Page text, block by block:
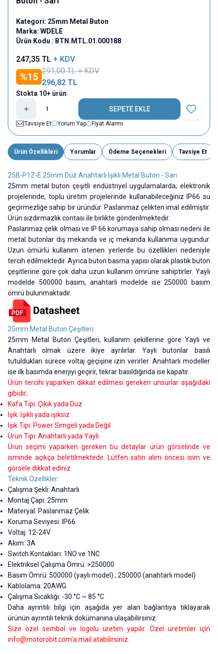
Kategori: 25mm Metal Buton
Marka: WDELE
Ürün Kodu : BTN.MTL.01.000188
247,35 TL + KDV
%15
291,00TL + KDV
296,82 TL
Stokta 10+ ürün
SEPETE EKLE
Favoriye
Tavsiye Et
Yorum Yap Fiyat Alarmı
Ürün Özellikleri Yorumlar Ödeme Seçenekleri Tavsiye Et
25B-P1Z-E 25mm Düz Anahtarlı Işıklı Metal Buton - Sarı
25mm metal buton çeşitli endüstriyel uygulamalarda, elektronik
projelerinde, toplu üretim projelerinde kullanabileceğiniz IP66 su
geçirmezliğe sahip bir üründür. Paslanmaz çelikten imal edilmiştir.
Ürün sızdırmazlık contası ile birlikte gönderilmektedir.
Paslanmaz çelik olması ve IP 66 korumaya sahip olması nedeni ile
metal butonlar dış mekanda ve iç mekanda kullanıma uygundur.
Uzun ömürlü kullanım istenen yerlerde bu özellikleri nedeniyle
tercih edilmektedir. Ayrıca buton basma yapısı olarak plastik buton
çeşitlerine göre çok daha uzun kullanım ömrüne sahiptirler. Yaylı
modelde 500000 basım, anahtarlı modelde ise 250000 basım
ömrü bulunmaktadır.
25mm Metal Buton Çeşitleri
25mm Metal Buton Çeşitleri, kullanım şekillerine göre Yaylı ve
Anahtarlı olmak üzere ikiye ayrılırlar. Yaylı butonlar basılı
tutuldukları sürece voltaj geçişine izin verirler. Anahtarlı modeller
ise ilk basımda enerjiyi geçirir, tekrar basıldığında ise kapatır.
Ürün tercihi yaparken dikkat edilmesi gereken unsurlar aşağıdaki
gibidir;
Kafa Tipi: Çıkık yada Düz
Işık: Işıklı yada ışıksız
Işık Tipi: Power Simgeli yada Değil
Ürün Tipi: Anahtarlı yada Yaylı
Ürün seçimi yaparken gereken bu detaylar ürün görselinde ve
isminde açıkça belirtilmektedir. Lütfen satın alım öncesi isim ve
görsele dikkat ediniz.
Teknik Özellikler:
Çalışma Şekli: Anahtarlı
Montaj Çapı: 25mm
Materyal: Paslanmaz Çelik
Koruma Seviyesi: IP66
Voltaj: 12-24V
Akım: 3A
Switch Kontakları: 1NO ve 1NC
Elektriksel Çalışma Ömrü: >250000
Basım Ömrü: 500000 (yaylı model) , 250000 (anahtarlı model)
Kablolama: 20AWG
Çalışma Sıcaklığı: -30 °C ~ 85 °C
Daha ayrıntılı bilgi için aşağıda yer alan bağlantıya tıklayarak
ürünün ayrıntılı teknik dokümanına ulaşabilirsiniz.
Size özel sembol ve logolu üretim yapılır. Özel üretimler için
info@motorobit.com'a mail atabilirsiniz.